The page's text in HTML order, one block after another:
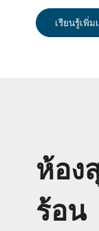
เรียนรู้เพิ่ม
ห้อง
ร้อน